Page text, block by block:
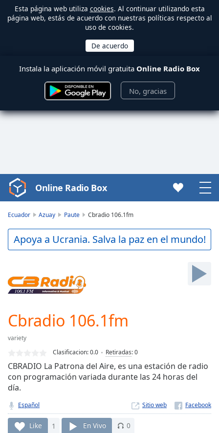
Esta página web utiliza cookies. Al continuar utilizando esta
página web, estás de acuerdo con nuestras políticas respecto al
uso de cookies.
Instala la aplicación móvil gratuita Online Radio Box
No, gracias
Video
Player
Play
Video
Skip
Forward
Current
Time0:00
Duration
0.00%
Stream
TypeLIVE
live,
currently
behind
LIVE
Online Radio Box
Ecuador Azuay Paute Cbradio 106.1fm
Apoya a Ucrania. Salva la paz en el mundo!
Cbradio 106.1fm
variety
Clasificacion:0.0 Retiradas:0
CBRADIO La Patrona del Aire, es una estación de radio
con programación variada durante las 24 horas del
día.
Español Sitio web
Like 1 En Vivo 0